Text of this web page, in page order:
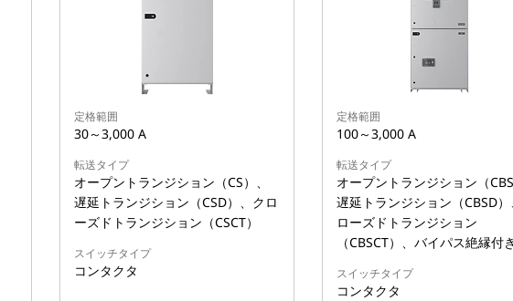
定格範囲
30～3,000 A
転送タイプ
オープントランジション（CS）、
遅延トランジション（CSD）、クロ
ーズドトランジション（CSCT）
スイッチタイプ
コンタクタ
定格範囲
100～3,000 A
転送タイプ
オープントランジション（CBS
遅延トランジション（CBSD）
ローズドトランジション
（CBSCT）、バイパス絶縁付き
スイッチタイプ
コンタクタ